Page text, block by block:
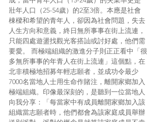
壯年人口（25-54歲）的2至3倍。本應是社會
棟樑和希望的青年人，卻因為社會問題，失去
人生方向和意義，終日無所事事在街上流連，
只能四處遊盪找觀光客搭訕或討好處，他們需
要愛。 而極端組織的激進分子則正正看中「很
多無所事事的年青人在街上流連」這個點，在
北非積極地招募年輕志願者，並成功令最少
7000名當地人士用生命作賭注，離開家鄉加入
極端組織。印像最深刻的，是聽到一位當地人
向我分享：「每當家中有成員離開家鄉加入該
組織當志願者時，他們都會為該家庭成員舉辦